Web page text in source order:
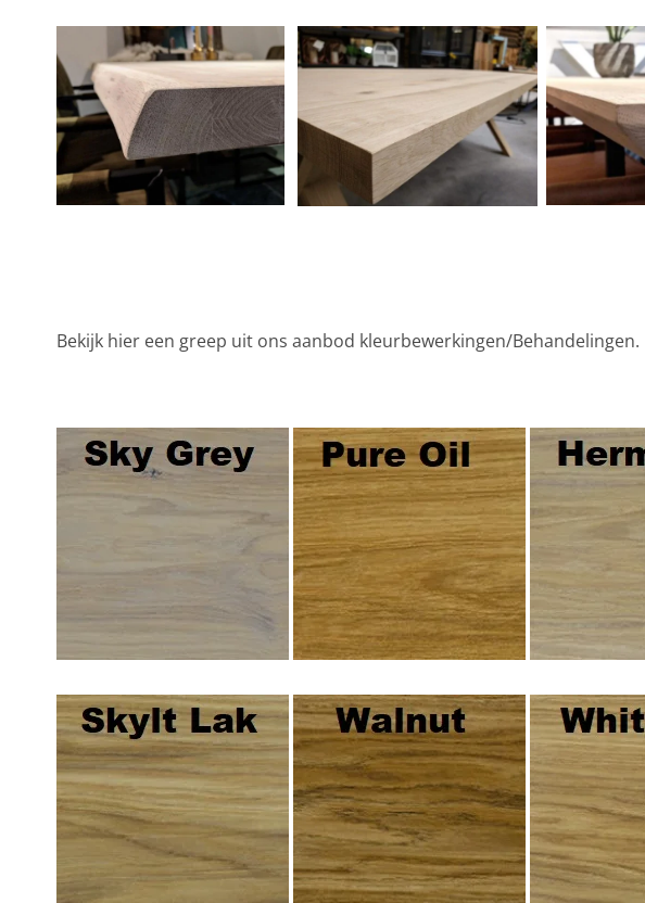
Bekijk hier een greep uit ons aanbod kleurbewerkingen/Behandelingen.